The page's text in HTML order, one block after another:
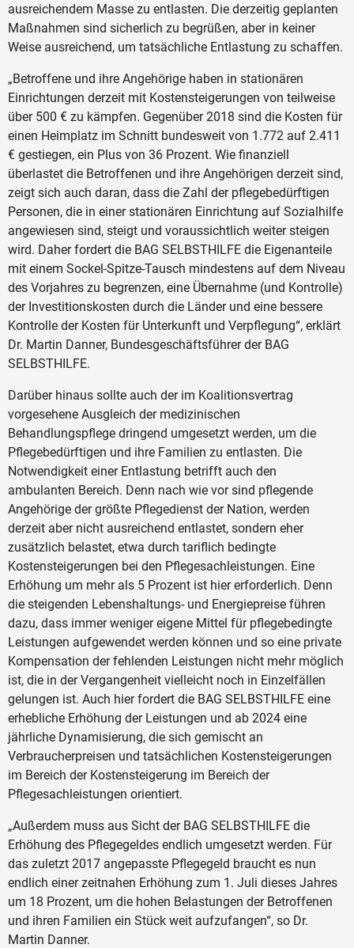
ausreichendem Masse zu entlasten. Die derzeitig geplanten
Maßnahmen sind sicherlich zu begrüßen, aber in keiner
Weise ausreichend, um tatsächliche Entlastung zu schaffen.
„Betroffene und ihre Angehörige haben in stationären
Einrichtungen derzeit mit Kostensteigerungen von teilweise
über 500 € zu kämpfen. Gegenüber 2018 sind die Kosten für
einen Heimplatz im Schnitt bundesweit von 1.772 auf 2.411
€ gestiegen, ein Plus von 36 Prozent. Wie finanziell
überlastet die Betroffenen und ihre Angehörigen derzeit sind,
zeigt sich auch daran, dass die Zahl der pflegebedürftigen
Personen, die in einer stationären Einrichtung auf Sozialhilfe
angewiesen sind, steigt und voraussichtlich weiter steigen
wird. Daher fordert die BAG SELBSTHILFE die Eigenanteile
mit einem Sockel-Spitze-Tausch mindestens auf dem Niveau
des Vorjahres zu begrenzen, eine Übernahme (und Kontrolle)
der Investitionskosten durch die Länder und eine bessere
Kontrolle der Kosten für Unterkunft und Verpflegung“, erklärt
Dr. Martin Danner, Bundesgeschäftsführer der BAG
SELBSTHILFE.
Darüber hinaus sollte auch der im Koalitionsvertrag
vorgesehene Ausgleich der medizinischen
Behandlungspflege dringend umgesetzt werden, um die
Pflegebedürftigen und ihre Familien zu entlasten. Die
Notwendigkeit einer Entlastung betrifft auch den
ambulanten Bereich. Denn nach wie vor sind pflegende
Angehörige der größte Pflegedienst der Nation, werden
derzeit aber nicht ausreichend entlastet, sondern eher
zusätzlich belastet, etwa durch tariflich bedingte
Kostensteigerungen bei den Pflegesachleistungen. Eine
Erhöhung um mehr als 5 Prozent ist hier erforderlich. Denn
die steigenden Lebenshaltungs- und Energiepreise führen
dazu, dass immer weniger eigene Mittel für pflegebedingte
Leistungen aufgewendet werden können und so eine private
Kompensation der fehlenden Leistungen nicht mehr möglich
ist, die in der Vergangenheit vielleicht noch in Einzelfällen
gelungen ist. Auch hier fordert die BAG SELBSTHILFE eine
erhebliche Erhöhung der Leistungen und ab 2024 eine
jährliche Dynamisierung, die sich gemischt an
Verbraucherpreisen und tatsächlichen Kostensteigerungen
im Bereich der Kostensteigerung im Bereich der
Pflegesachleistungen orientiert.
„Außerdem muss aus Sicht der BAG SELBSTHILFE die
Erhöhung des Pflegegeldes endlich umgesetzt werden. Für
das zuletzt 2017 angepasste Pflegegeld braucht es nun
endlich einer zeitnahen Erhöhung zum 1. Juli dieses Jahres
um 18 Prozent, um die hohen Belastungen der Betroffenen
und ihren Familien ein Stück weit aufzufangen“, so Dr.
Martin Danner.